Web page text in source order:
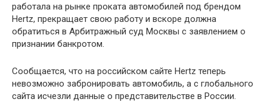
работала на рынке проката автомобилей под брендом
Hertz, прекращает свою работу и вскоре должна
обратиться в Арбитражный суд Москвы с заявлением о
признании банкротом.
Сообщается, что на российском сайте Hertz теперь
невозможно забронировать автомобиль, а с глобального
сайта исчезли данные о представительстве в России.